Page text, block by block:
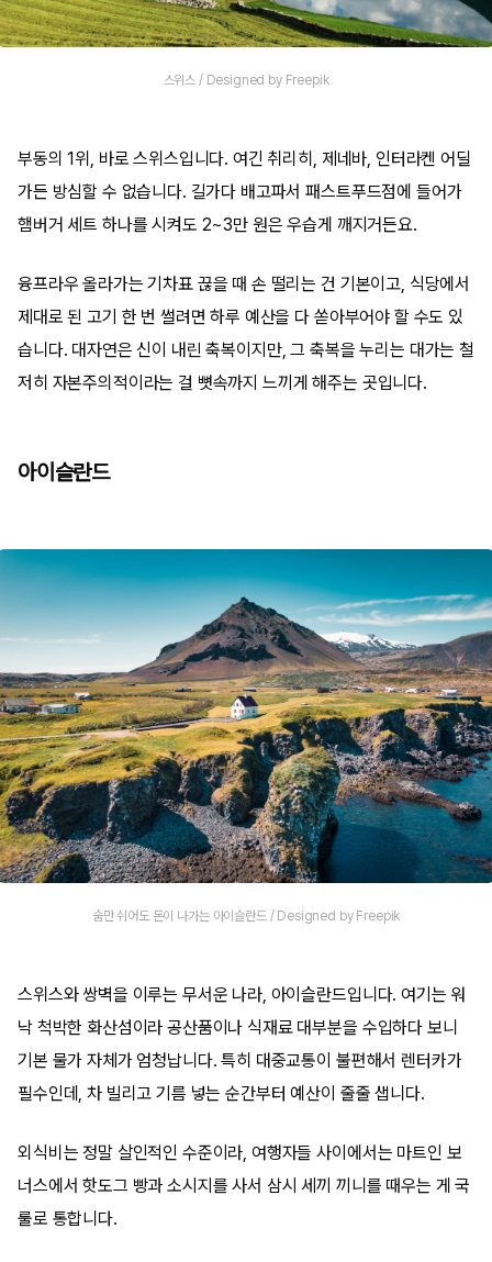
스위스 / Designed by Freepik
부동의 1위, 바로 스위스입니다. 여긴 취리히, 제네바, 인터라켄 어딜
가든 방심할 수 없습니다. 길가다 배고파서 패스트푸드점에 들어가
햄버거 세트 하나를 시켜도 2~3만 원은 우습게 깨지거든요.
융프라우 올라가는 기차표 끊을 때 손 떨리는 건 기본이고, 식당에서
제대로 된 고기 한 번 썰려면 하루 예산을 다 쏟아부어야 할 수도 있
습니다. 대자연은 신이 내린 축복이지만, 그 축복을 누리는 대가는 철
저히 자본주의적이라는 걸 뼛속까지 느끼게 해주는 곳입니다.
아이슬란드
숨만 쉬어도 돈이 나가는 아이슬란드 / Designed by Freepik
스위스와 쌍벽을 이루는 무서운 나라, 아이슬란드입니다. 여기는 워
낙 척박한 화산섬이라 공산품이나 식재료 대부분을 수입하다 보니
기본 물가 자체가 엄청납니다. 특히 대중교통이 불편해서 렌터카가
필수인데, 차 빌리고 기름 넣는 순간부터 예산이 줄줄 샙니다.
외식비는 정말 살인적인 수준이라, 여행자들 사이에서는 마트인 보
너스에서 핫도그 빵과 소시지를 사서 삼시 세끼 끼니를 때우는 게 국
룰로 통합니다.